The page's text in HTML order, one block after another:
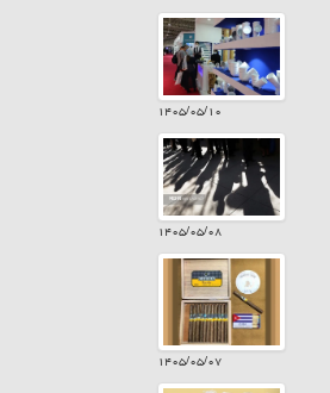
۱۴۰۵/۰۵/۱۰
۱۴۰۵/۰۵/۰۸
۱۴۰۵/۰۵/۰۷